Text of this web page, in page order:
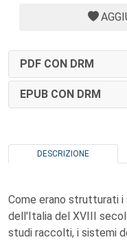
PDF CON DRM
EPUB CON DRM
DESCRIZIONE
Come erano strutturati i
dell'Italia del XVIII
studi raccolti, i sistemi